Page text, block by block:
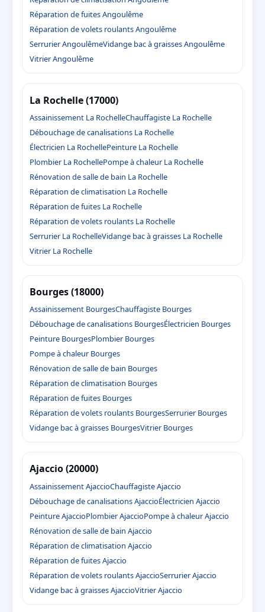
Réparation de fuites Angoulême
Réparation de volets roulants Angoulême
Serrurier AngoulêmeVidange bac à graisses Angoulême
Vitrier Angoulême
La Rochelle (17000)
Assainissement La RochelleChauffagiste La Rochelle
Débouchage de canalisations La Rochelle
Électricien La RochellePeinture La Rochelle
Plombier La RochellePompe à chaleur La Rochelle
Rénovation de salle de bain La Rochelle
Réparation de climatisation La Rochelle
Réparation de fuites La Rochelle
Réparation de volets roulants La Rochelle
Serrurier La RochelleVidange bac à graisses La Rochelle
Vitrier La Rochelle
Bourges (18000)
Assainissement BourgesChauffagiste Bourges
Débouchage de canalisations BourgesÉlectricien Bourges
Peinture BourgesPlombier Bourges
Pompe à chaleur Bourges
Rénovation de salle de bain Bourges
Réparation de climatisation Bourges
Réparation de fuites Bourges
Réparation de volets roulants BourgesSerrurier Bourges
Vidange bac à graisses BourgesVitrier Bourges
Ajaccio (20000)
Assainissement AjaccioChauffagiste Ajaccio
Débouchage de canalisations AjaccioÉlectricien Ajaccio
Peinture AjaccioPlombier AjaccioPompe à chaleur Ajaccio
Rénovation de salle de bain Ajaccio
Réparation de climatisation Ajaccio
Réparation de fuites Ajaccio
Réparation de volets roulants AjaccioSerrurier Ajaccio
Vidange bac à graisses AjaccioVitrier Ajaccio